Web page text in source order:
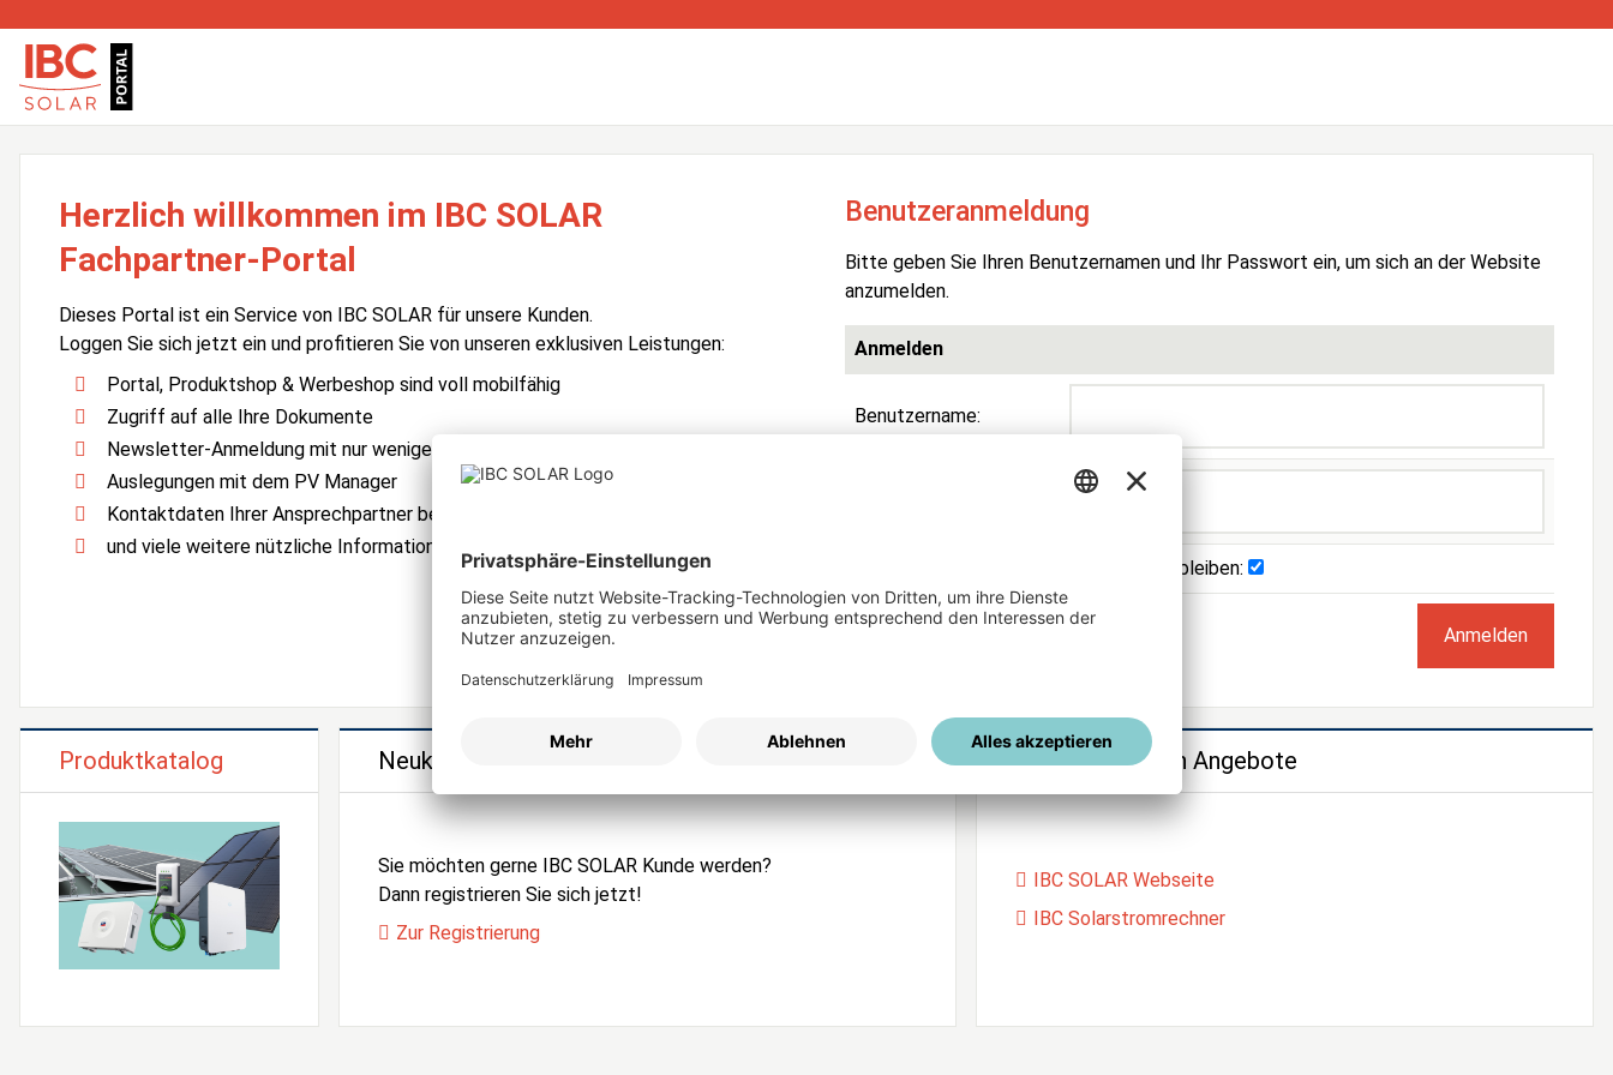
Herzlich willkommen im IBC SOLAR
Fachpartner-Portal
Dieses Portal ist ein Service von IBC SOLAR für unsere Kunden.
Loggen Sie sich jetzt ein und profitieren Sie von unseren exklusiven Leistungen:
Portal, Produktshop & Werbeshop sind voll mobilfähig
Zugriff auf alle Ihre Dokumente
Newsletter-Anmeldung mit nur wenigen Klicks
Auslegungen mit dem PV Manager
Kontaktdaten Ihrer Ansprechpartner bei IBC SOLAR
und viele weitere nützliche Informationen und Services
Benutzeranmeldung
Bitte geben Sie Ihren Benutzernamen und Ihr Passwort ein, um sich an der Website
anzumelden.
Anmelden
Benutzername:
Angemeldet bleiben:
Passwort vergessen?
Produktkatalog Neukunden Registrierung
Sie möchten gerne IBC SOLAR Kunde werden?
Dann registrieren Sie sich jetzt!
Zur Registrierung
Unsere weiteren Angebote
IBC SOLAR Webseite
IBC Solarstromrechner